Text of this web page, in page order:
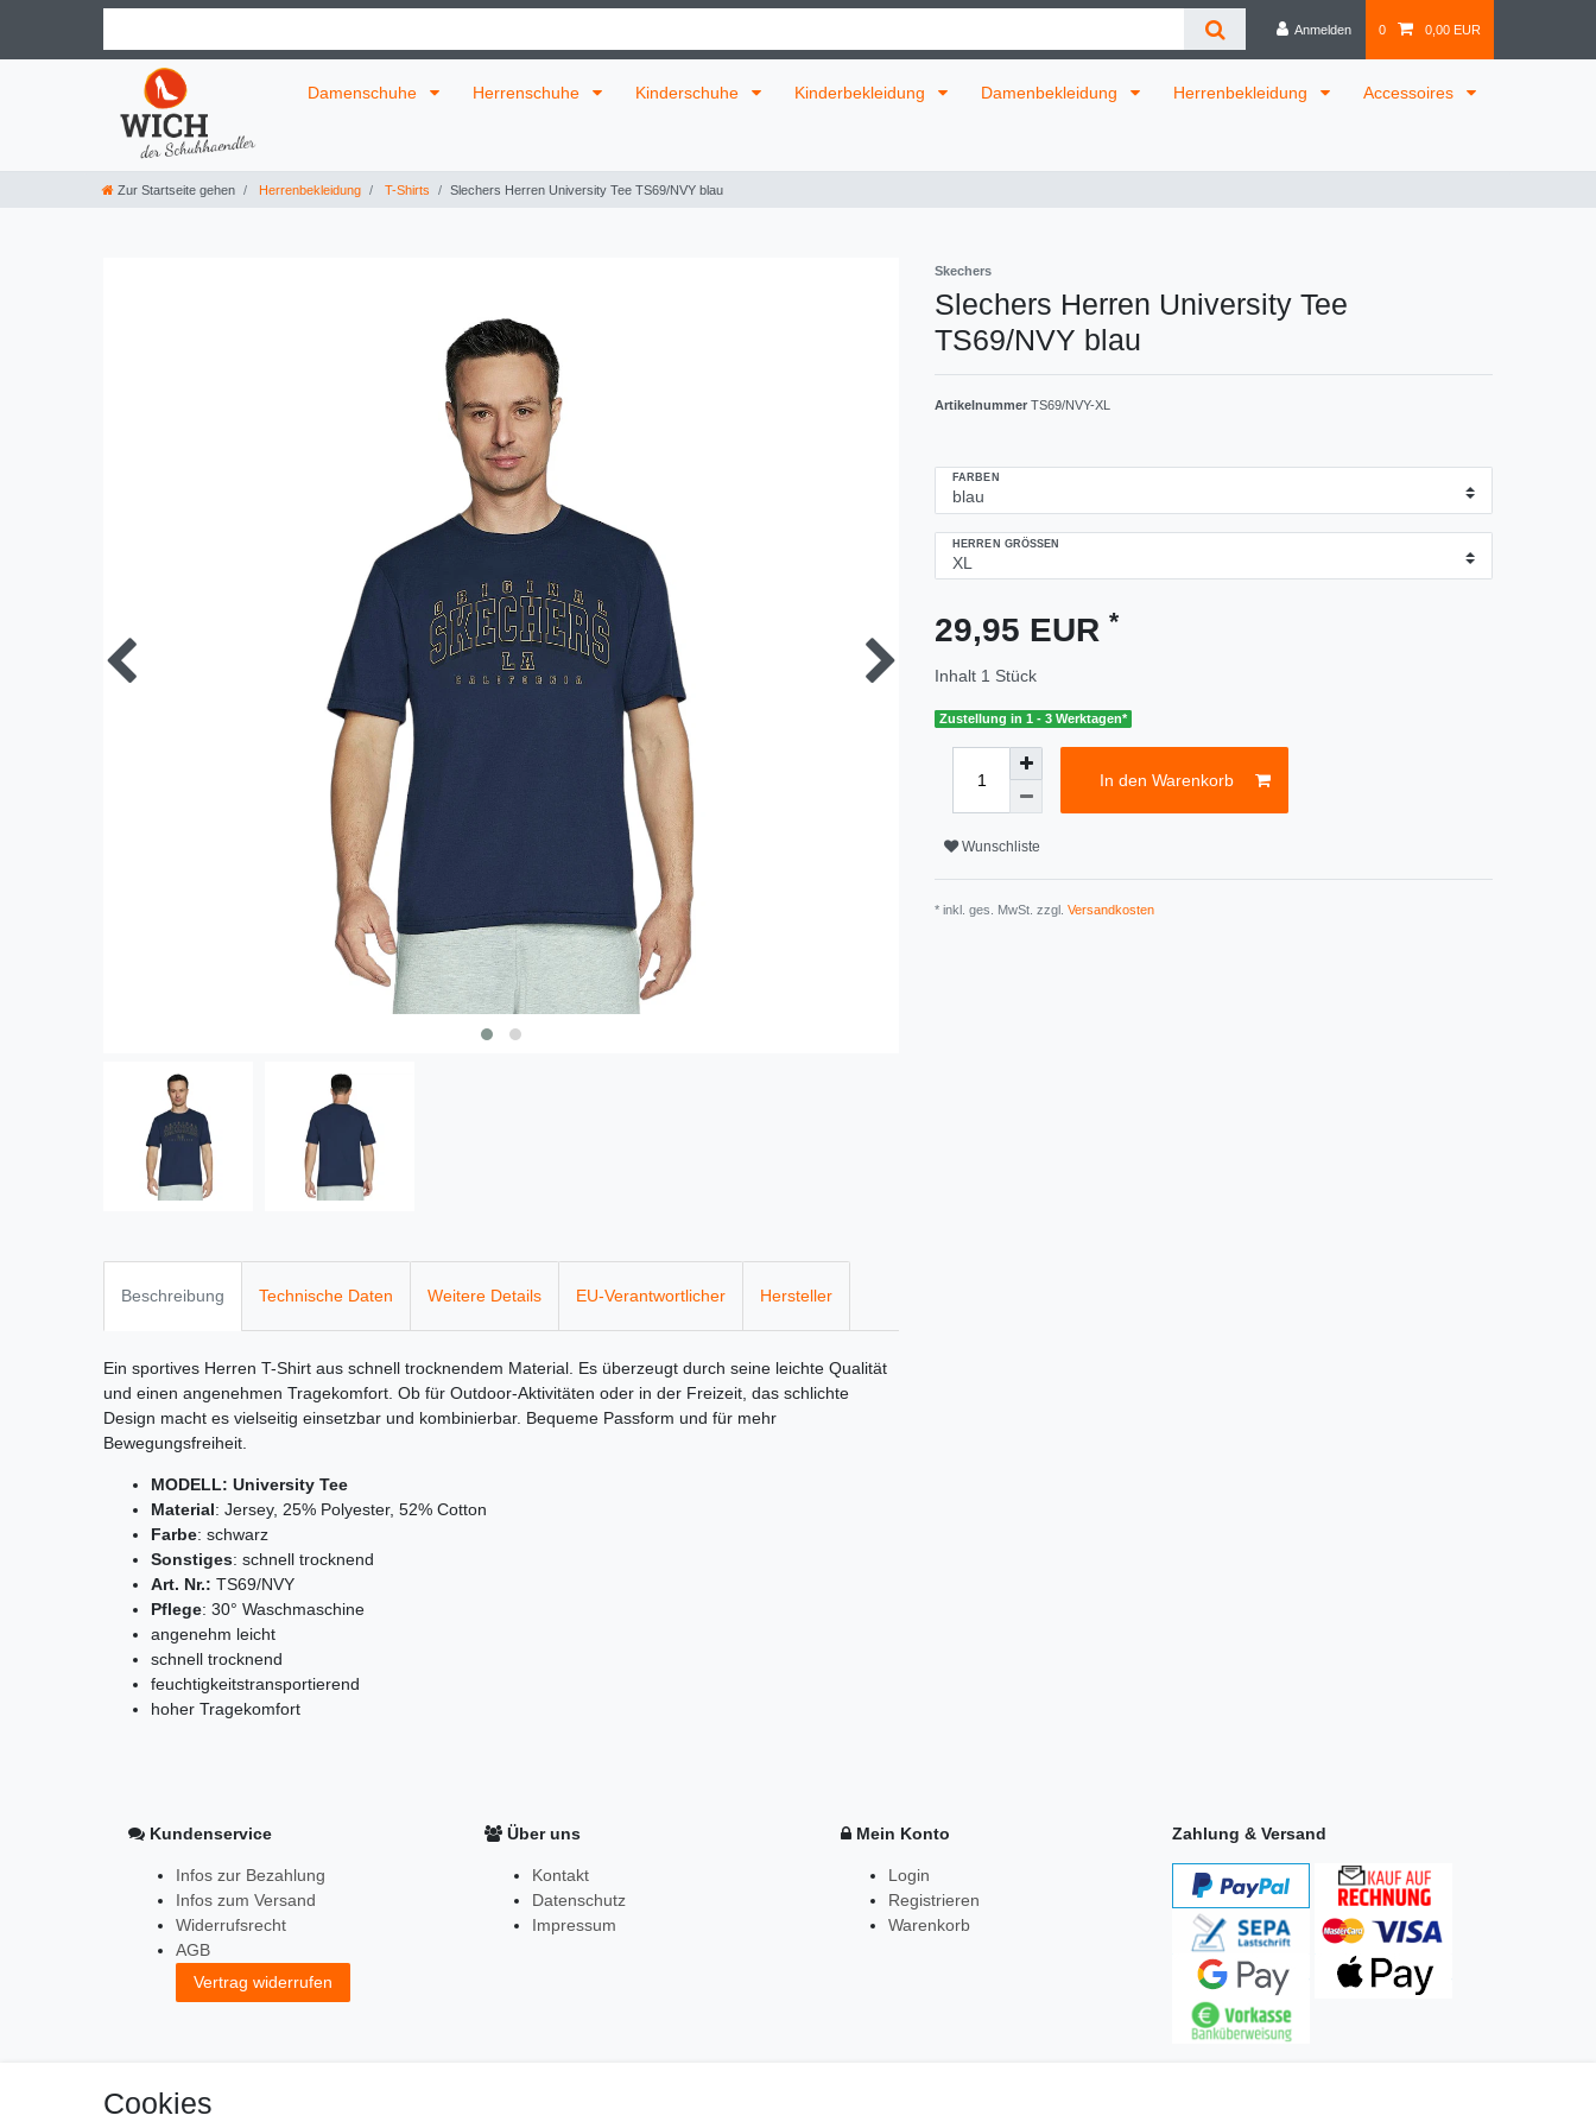
Anmelden 0 0,00 EUR
Damenschuhe Herrenschuhe Kinderschuhe Kinderbekleidung Damenbekleidung Herrenbekleidung Accessoires
Zur Startseite gehen Herrenbekleidung T-Shirts Slechers Herren University Tee TS69/NVY blau
Skechers
Slechers Herren University Tee
TS69/NVY blau
Artikelnummer TS69/NVY-XL
FARBEN
HERREN GRÖSSEN
29,95 EUR *
Inhalt 1 Stück
Zustellung in 1 - 3 Werktagen*
In den Warenkorb
Wunschliste
* inkl. ges. MwSt. zzgl. Versandkosten
Beschreibung Technische Daten Weitere Details EU-Verantwortlicher Hersteller
Ein sportives Herren T-Shirt aus schnell trocknendem Material. Es überzeugt durch seine leichte Qualität
und einen angenehmen Tragekomfort. Ob für Outdoor-Aktivitäten oder in der Freizeit, das schlichte
Design macht es vielseitig einsetzbar und kombinierbar. Bequeme Passform und für mehr
Bewegungsfreiheit.
MODELL: University Tee
Material: Jersey, 25% Polyester, 52% Cotton
Farbe: schwarz
Sonstiges: schnell trocknend
Art. Nr.: TS69/NVY
Pflege: 30° Waschmaschine
angenehm leicht
schnell trocknend
feuchtigkeitstransportierend
hoher Tragekomfort
Kundenservice
Infos zur Bezahlung
Infos zum Versand
Widerrufsrecht
AGB
Vertrag widerrufen
Über uns
Kontakt
Datenschutz
Impressum
Mein Konto
Login
Registrieren
Warenkorb
Zahlung & Versand
Cookies